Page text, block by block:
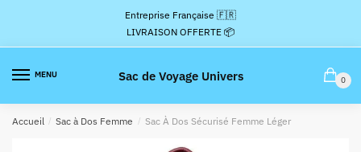
la
navigation
contenu
Entreprise Française 🇫🇷
LIVRAISON OFFERTE 📦
MENU Sac de Voyage Univers 0
Accueil / Sac à Dos Femme / Sac À Dos Sécurisé Femme Léger